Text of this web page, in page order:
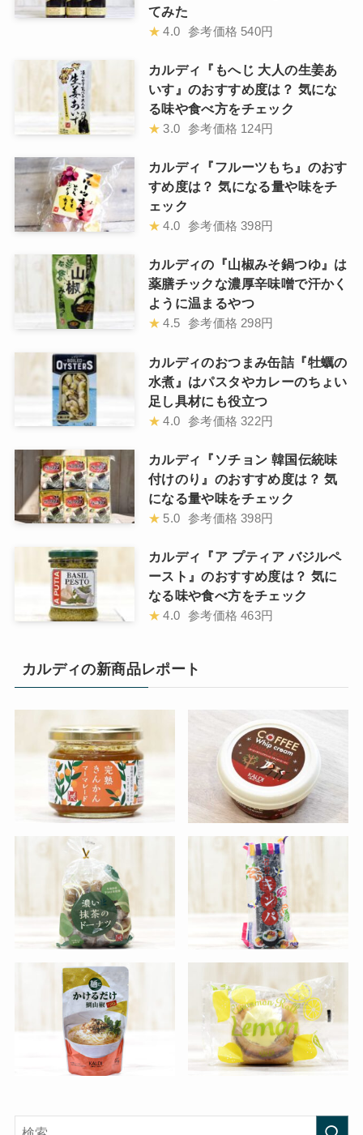
てみた
★ 4.0 参考価格 540円
カルディ『もへじ 大人の生姜あ
いす』のおすすめ度は？ 気にな
る味や食べ方をチェック
★ 3.0 参考価格 124円
カルディ『フルーツもち』のおす
すめ度は？ 気になる量や味をチ
ェック
★ 4.0 参考価格 398円
カルディの『山椒みそ鍋つゆ』は
薬膳チックな濃厚辛味噌で汗かく
ように温まるやつ
★ 4.5 参考価格 298円
カルディのおつまみ缶詰『牡蠣の
水煮』はパスタやカレーのちょい
足し具材にも役立つ
★ 4.0 参考価格 322円
カルディ『ソチョン 韓国伝統味
付けのり』のおすすめ度は？ 気
になる量や味をチェック
★ 5.0 参考価格 398円
カルディ『ア プティア バジルペ
ースト』のおすすめ度は？ 気に
なる味や食べ方をチェック
★ 4.0 参考価格 463円
カルディの新商品レポート